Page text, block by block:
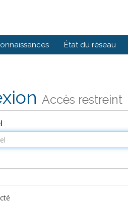
État du réseau
Accès restreint